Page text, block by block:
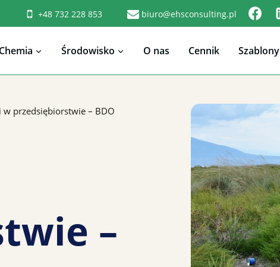
+48 732 228 853 biuro@ehsconsulting.pl
Chemia Środowisko O nas Cennik Szablony
przedsiębiorstwie – BDO
–